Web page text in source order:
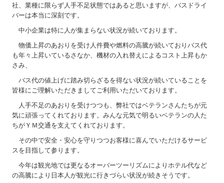
社、業種に限らず人手不足状態ではあると思いますが、バスドライ
バーは本当に深刻です。
中小企業は特に人が集まらない状況が続いております。
物価上昇のあおりを受け人件費や燃料の高騰が続いておりバス代
も年々上昇いているさなか、機材の入れ替えによるコスト上昇もか
さみ、
バス代の値上げに踏み切らざるを得ない状況が続いていることを
皆様にご理解いただきましてご利用いただいております。
人手不足のあおりを受けつつも、弊社ではベテランさんたちが元
気に頑張ってくれております。みんな元気で明るいベテランの人た
ちがＹＭ交通を支えてくれております。
その中で安全・安心を守りつつお客様に喜んでいただけるサービ
スを目指して参ります。
今年は観光地では更なるオーバーツーリズムによりホテル代など
の高騰により日本人が観光に行きづらい状況が続きそうです。